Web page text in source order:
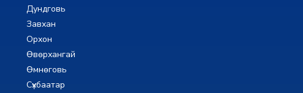
Дундговь
Завхан
Орхон
Өвөрхангай
Өмнөговь
Сүхбаатар